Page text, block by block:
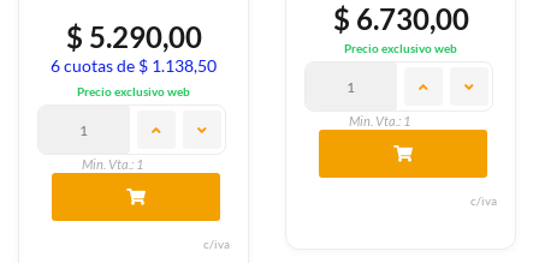
$ 5.290,00
6 cuotas de $ 1.138,50
Precio exclusivo web
Min. Vta.: 1
c/iva
$ 6.730,00
Precio exclusivo web
Min. Vta.: 1
c/iva